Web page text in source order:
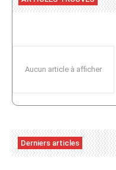
Aucun article à afficher
Derniers articles